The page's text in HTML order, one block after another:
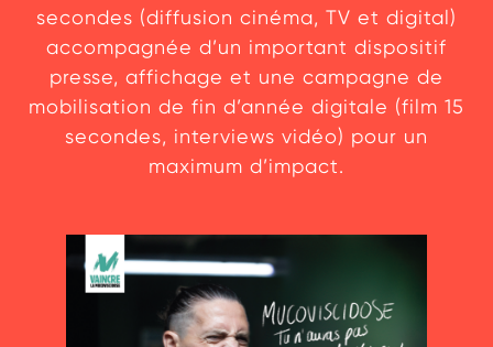
secondes (diffusion cinéma, TV et digital)
accompagnée d’un important dispositif
presse, affichage et une campagne de
mobilisation de fin d’année digitale (film 15
secondes, interviews vidéo) pour un
maximum d’impact.